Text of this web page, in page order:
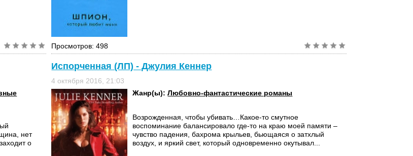
Просмотров: 498
нет
о
Испорченная (ЛП) - Джулия Кеннер
4 октября 2016, 21:03
Жанр(ы):Любовно-фантастические романы
Возрожденная, чтобы убивать…Какое-то смутное
воспоминание балансировало где-то на краю моей памяти –
чувство падения, бахрома крыльев, бьющаяся о затхлый
воздух, и яркий свет, который одновременно окутывал...